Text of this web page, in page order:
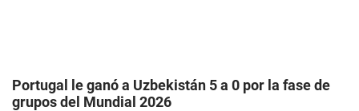
Portugal le ganó a Uzbekistán 5 a 0 por la fase de
grupos del Mundial 2026